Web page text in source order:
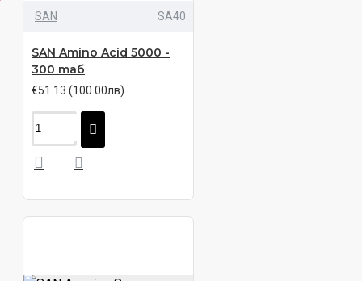
SAN SA40
SAN Amino Acid 5000 -
300 таб
€51.13 (100.00лв)